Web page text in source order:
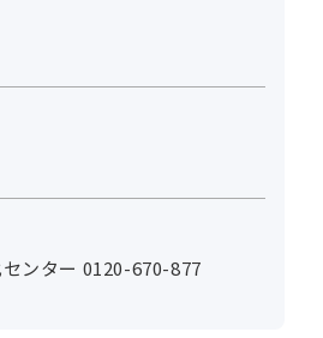
ンター 0120-670-877